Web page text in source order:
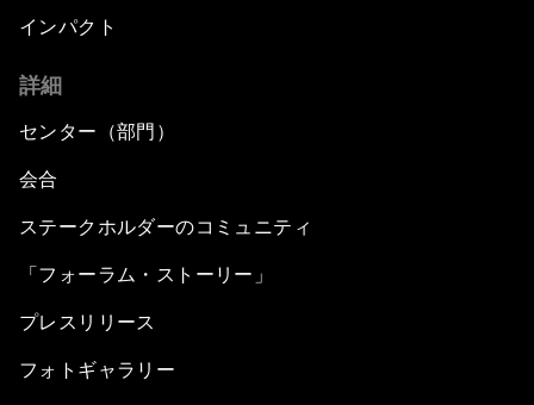
インパクト
詳細
センター（部門）
会合
ステークホルダーのコミュニティ
「フォーラム・ストーリー」
プレスリリース
フォトギャラリー